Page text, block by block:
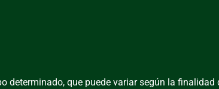
determinado, que puede variar según la finalidad